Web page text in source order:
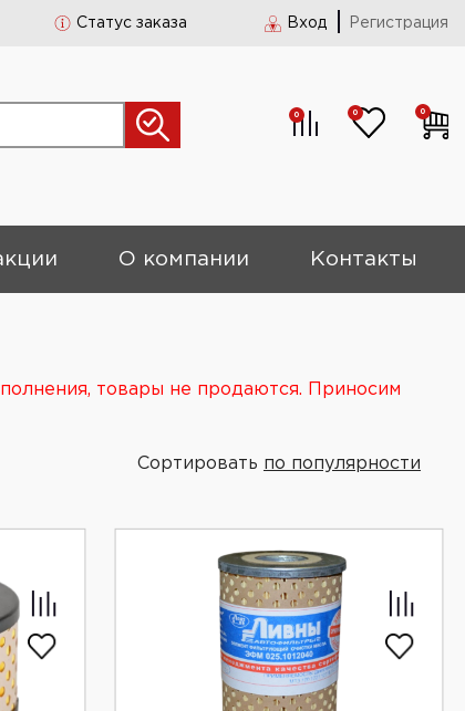
Статус заказа Вход Регистрация
0 0 0
О компании Контакты
товары не продаются. Приносим
Сортировать по популярности